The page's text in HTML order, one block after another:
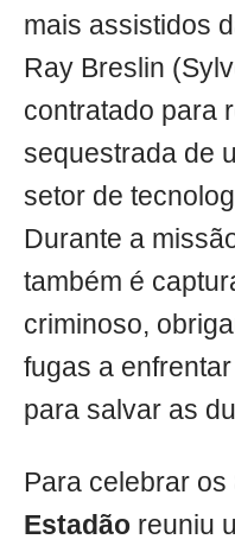
mais assistidos
Ray Breslin
contratado para
sequestrada de
setor de
Durante a
também é
criminoso,
fugas a
para salvar as
Para celebrar
Estadão reuniu